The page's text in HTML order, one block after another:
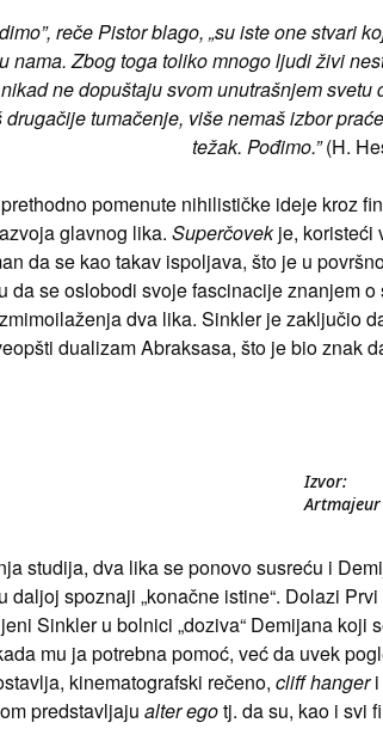
reče Pistor blago, „su iste one stvari
nama. Zbog toga toliko mnogo ljudi živi
ne dopuštaju svom unutrašnjem
tumačenje, više nemaš izbor
težak. Pođimo.”(H.
pomenute nihilističke ideje kroz
glavnog lika. Superčovekje, koristeći
da se kao takav ispoljava, što je u
da se oslobodi svoje fascinacije znanjem
dva lika. Sinkler je zaključio
dualizam Abraksasa, što je bio znak
Izvor:
Artmajeur
studija, dva lika se ponovo susreću i
daljoj spoznaji „konačne istine“. Dolazi
Sinkler u bolnici „doziva“ Demijana
mu ja potrebna pomoć, već da uvek
kinematografski rečeno, cliff hangeri
predstavljaju alter egotj. da su, kao i svi